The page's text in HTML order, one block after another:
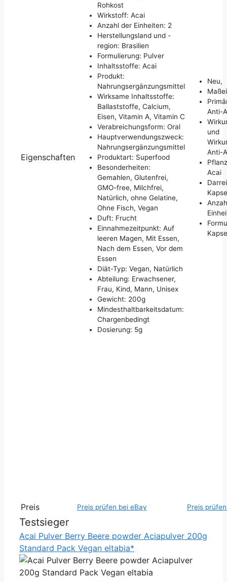
Eigenschaften
Rohkost
Wirkstoff: Acai
Anzahl der Einheiten: 2
Herstellungsland und -
region: Brasilien
Formulierung: Pulver
Inhaltsstoffe: Acai
Produkt:
Nahrungsergänzungsmittel
Wirksame Inhaltsstoffe:
Ballaststoffe, Calcium,
Eisen, Vitamin A, Vitamin C
Verabreichungsform: Oral
Hauptverwendungszweck:
Nahrungsergänzungsmittel
Produktart: Superfood
Besonderheiten:
Gemahlen, Glutenfrei,
GMO-free, Milchfrei,
Natürlich, ohne Gelatine,
Ohne Fisch, Vegan
Duft: Frucht
Einnahmezeitpunkt: Auf
leeren Magen, Mit Essen,
Nach dem Essen, Vor dem
Essen
Diät-Typ: Vegan, Natürlich
Abteilung: Erwachsener,
Frau, Kind, Mann, Unisex
Gewicht: 200g
Mindesthaltbarkeitsdatum:
Chargenbedingt
Dosierung: 5g
Neu,
Anti-
und
Anti-
Acai
Preis Preis prüfen bei eBay Preis
Testsieger
Acai Pulver Berry Beere powder Aciapulver 200g
Standard Pack Vegan eltabia*